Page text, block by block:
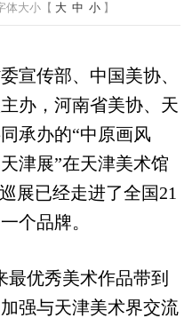
体大小【 大 中 小 】
传部、中国美协、
办，河南省美协、天
承办的“中原画风
津展”在天津美术馆
展已经走进了全国21
个品牌。
优秀美术作品带到
强与天津美术界交流